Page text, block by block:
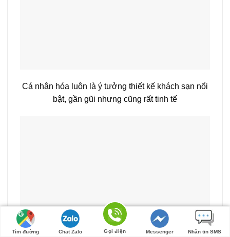
Cá nhân hóa luôn là ý tưởng thiết kế khách sạn nổi
bật, gần gũi nhưng cũng rất tinh tế
Tìm đường Chat Zalo Gọi điện Messenger Nhắn tin SMS